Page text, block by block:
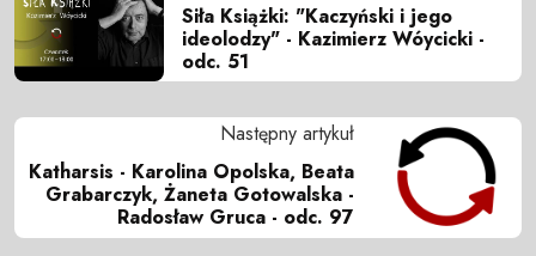
Siła Książki: "Kaczyński i jego
ideolodzy" - Kazimierz Wóycicki -
odc. 51
Następny artykuł
Katharsis - Karolina Opolska, Beata
Grabarczyk, Żaneta Gotowalska -
Radosław Gruca - odc. 97